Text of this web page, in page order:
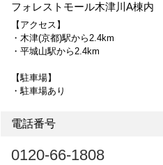
フォレストモール木津川A棟内
【アクセス】
・木津(京都)駅から2.4km
・平城山駅から2.4km
【駐車場】
・駐車場あり
電話番号
0120-66-1808